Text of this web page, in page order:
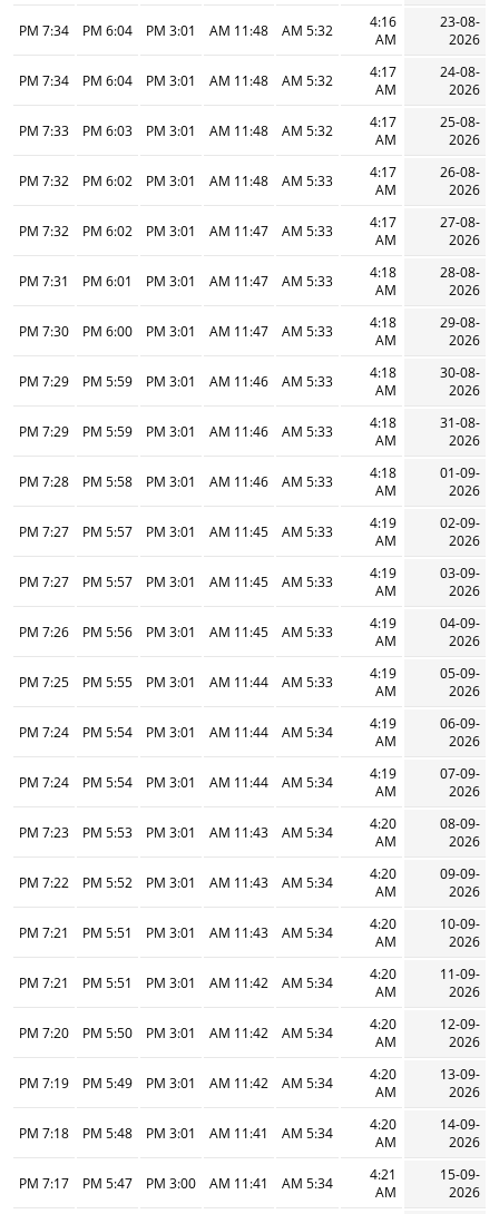
23-08-
2026
4:16
AM
5:32 AM
11:48 AM
3:01 PM
6:04 PM
7:34 PM
24-08-
2026
4:17
AM
5:32 AM
11:48 AM
3:01 PM
6:04 PM
7:34 PM
25-08-
2026
4:17
AM
5:32 AM
11:48 AM
3:01 PM
6:03 PM
7:33 PM
26-08-
2026
4:17
AM
5:33 AM
11:48 AM
3:01 PM
6:02 PM
7:32 PM
27-08-
2026
4:17
AM
5:33 AM
11:47 AM
3:01 PM
6:02 PM
7:32 PM
28-08-
2026
4:18
AM
5:33 AM
11:47 AM
3:01 PM
6:01 PM
7:31 PM
29-08-
2026
4:18
AM
5:33 AM
11:47 AM
3:01 PM
6:00 PM
7:30 PM
30-08-
2026
4:18
AM
5:33 AM
11:46 AM
3:01 PM
5:59 PM
7:29 PM
31-08-
2026
4:18
AM
5:33 AM
11:46 AM
3:01 PM
5:59 PM
7:29 PM
01-09-
2026
4:18
AM
5:33 AM
11:46 AM
3:01 PM
5:58 PM
7:28 PM
02-09-
2026
4:19
AM
5:33 AM
11:45 AM
3:01 PM
5:57 PM
7:27 PM
03-09-
2026
4:19
AM
5:33 AM
11:45 AM
3:01 PM
5:57 PM
7:27 PM
04-09-
2026
4:19
AM
5:33 AM
11:45 AM
3:01 PM
5:56 PM
7:26 PM
05-09-
2026
4:19
AM
5:33 AM
11:44 AM
3:01 PM
5:55 PM
7:25 PM
06-09-
2026
4:19
AM
5:34 AM
11:44 AM
3:01 PM
5:54 PM
7:24 PM
07-09-
2026
4:19
AM
5:34 AM
11:44 AM
3:01 PM
5:54 PM
7:24 PM
08-09-
2026
4:20
AM
5:34 AM
11:43 AM
3:01 PM
5:53 PM
7:23 PM
09-09-
2026
4:20
AM
5:34 AM
11:43 AM
3:01 PM
5:52 PM
7:22 PM
10-09-
2026
4:20
AM
5:34 AM
11:43 AM
3:01 PM
5:51 PM
7:21 PM
11-09-
2026
4:20
AM
5:34 AM
11:42 AM
3:01 PM
5:51 PM
7:21 PM
12-09-
2026
4:20
AM
5:34 AM
11:42 AM
3:01 PM
5:50 PM
7:20 PM
13-09-
2026
4:20
AM
5:34 AM
11:42 AM
3:01 PM
5:49 PM
7:19 PM
14-09-
2026
4:20
AM
5:34 AM
11:41 AM
3:01 PM
5:48 PM
7:18 PM
15-09-
2026
4:21
AM
5:34 AM
11:41 AM
3:00 PM
5:47 PM
7:17 PM